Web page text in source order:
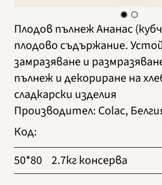
Плодов пълнеж Ананас
плодово съдържание.
замразяване и
пълнеж и декориране на
сладкарски изделия
Производител: Colac,
Код:
50*80
2.7кг консерва